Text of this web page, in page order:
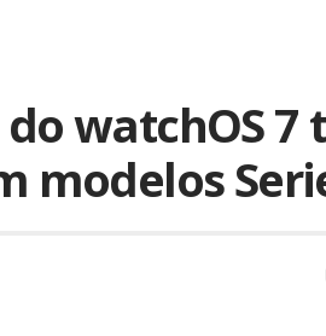
watchOS 7
modelos